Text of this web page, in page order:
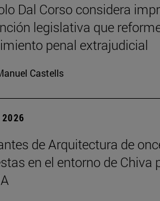
Dal Corso considera
legislativa que
penal extrajudicial
Castells
de Arquitectura de
en el entorno de Chiva